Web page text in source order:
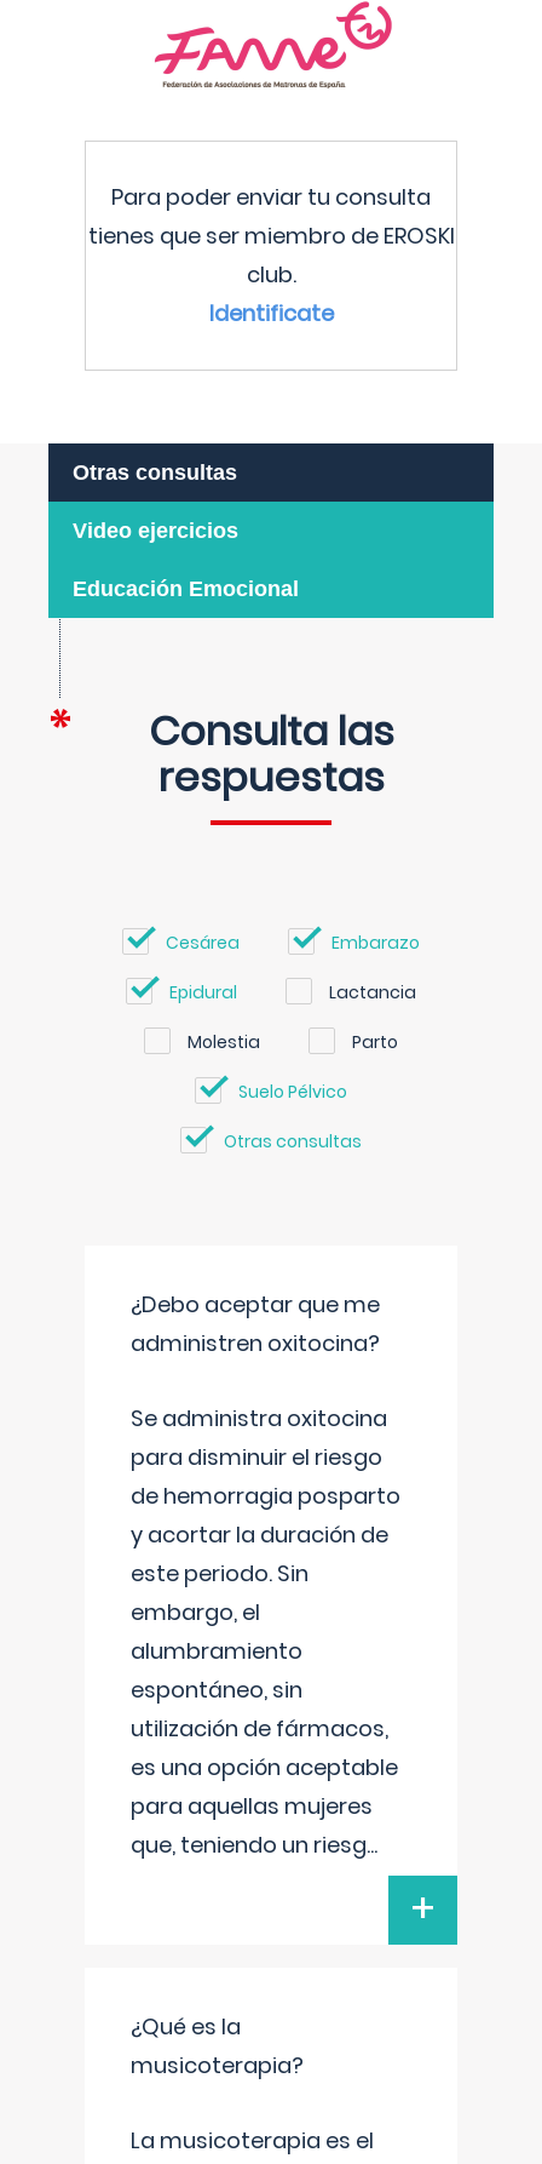
Para poder enviar tu consulta
tienes que ser miembro de EROSKI
club.
Identificate
Otras consultas
Video ejercicios
Educación Emocional
Consulta las
respuestas
Cesárea Embarazo
Epidural Lactancia
Molestia Parto
Suelo Pélvico
Otras consultas
¿Debo aceptar que me
administren oxitocina?
Se administra oxitocina
para disminuir el riesgo
de hemorragia posparto
y acortar la duración de
este periodo. Sin
embargo, el
alumbramiento
espontáneo, sin
utilización de fármacos,
es una opción aceptable
para aquellas mujeres
que, teniendo un riesg...
+
¿Qué es la
musicoterapia?
La musicoterapia es el